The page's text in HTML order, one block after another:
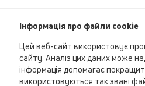
Інформація про файли cookie
Цей веб-сайт використовує
сайту. Аналіз цих даних може
інформація допомагає
використовуються так звані